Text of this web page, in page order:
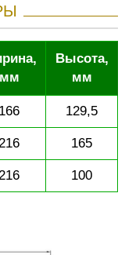
мм
Высота,
мм
166 129,5
165
100